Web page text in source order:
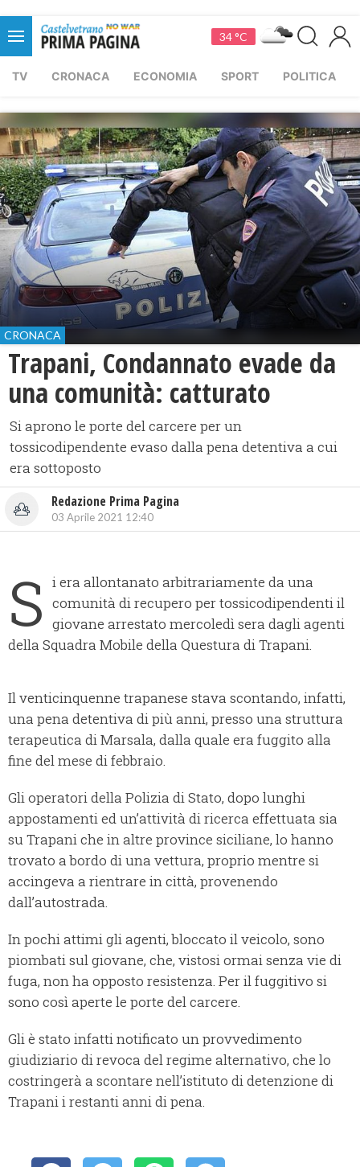
34 °C
TV CRONACA ECONOMIA SPORT POLITICA
CRONACA
Trapani, Condannato evade da
una comunità: catturato
Si aprono le porte del carcere per un
tossicodipendente evaso dalla pena detentiva a cui
era sottoposto
Redazione Prima Pagina
03 Aprile 2021 12:40
S i era allontanato arbitrariamente da una
comunità di recupero per tossicodipendenti il
giovane arrestato mercoledì sera dagli agenti
della Squadra Mobile della Questura di Trapani.
Il venticinquenne trapanese stava scontando, infatti,
una pena detentiva di più anni, presso una struttura
terapeutica di Marsala, dalla quale era fuggito alla
fine del mese di febbraio.
Gli operatori della Polizia di Stato, dopo lunghi
appostamenti ed un’attività di ricerca effettuata sia
su Trapani che in altre province siciliane, lo hanno
trovato a bordo di una vettura, proprio mentre si
accingeva a rientrare in città, provenendo
dall’autostrada.
In pochi attimi gli agenti, bloccato il veicolo, sono
piombati sul giovane, che, vistosi ormai senza vie di
fuga, non ha opposto resistenza. Per il fuggitivo si
sono così aperte le porte del carcere.
Gli è stato infatti notificato un provvedimento
giudiziario di revoca del regime alternativo, che lo
costringerà a scontare nell’istituto di detenzione di
Trapani i restanti anni di pena.